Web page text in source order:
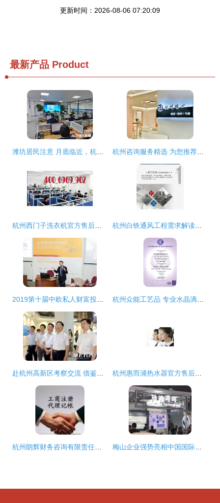
更新时间：2026-08-06 07:20:09
最新产品 Product